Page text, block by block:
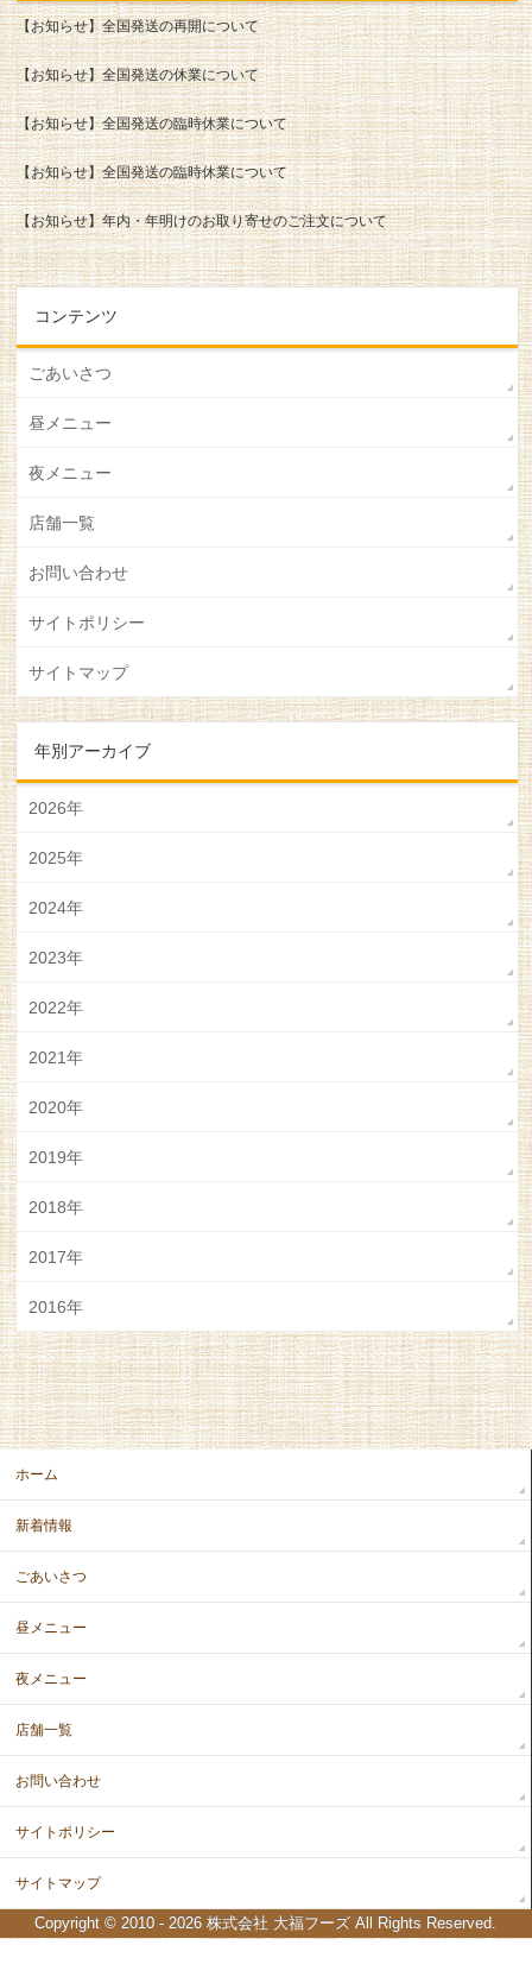
【お知らせ】全国発送の再開について
【お知らせ】全国発送の休業について
【お知らせ】全国発送の臨時休業について
【お知らせ】全国発送の臨時休業について
【お知らせ】年内・年明けのお取り寄せのご注文について
コンテンツ
ごあいさつ
昼メニュー
夜メニュー
店舗一覧
お問い合わせ
サイトポリシー
サイトマップ
年別アーカイブ
2026年
2025年
2024年
2023年
2022年
2021年
2020年
2019年
2018年
2017年
2016年
ホーム
新着情報
ごあいさつ
昼メニュー
夜メニュー
店舗一覧
お問い合わせ
サイトポリシー
サイトマップ
Copyright © 2010 - 2026株式会社 大福フーズ All Rights Reserved.